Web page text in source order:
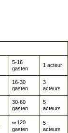
5-16
gasten
1 acteur
16-30
gasten
3
acteurs
30-60
gasten
5
acteurs
tot 120
gasten
5
acteurs